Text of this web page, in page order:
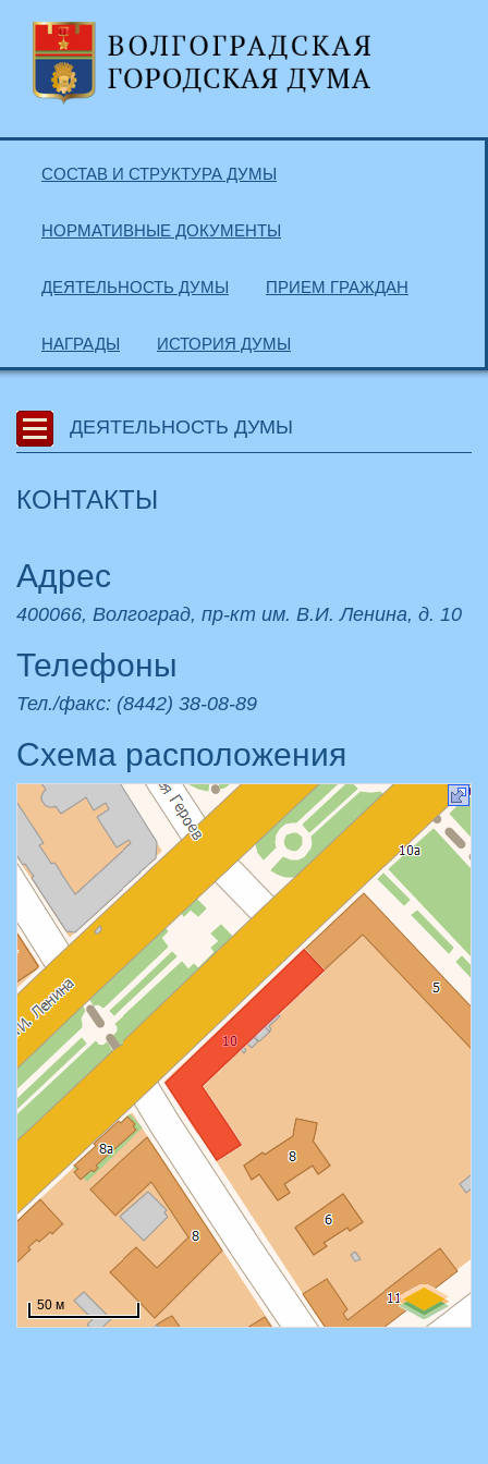
СОСТАВ И СТРУКТУРА ДУМЫ
НОРМАТИВНЫЕ ДОКУМЕНТЫ
ДЕЯТЕЛЬНОСТЬ ДУМЫ ПРИЕМ ГРАЖДАН
НАГРАДЫ ИСТОРИЯ ДУМЫ
ДЕЯТЕЛЬНОСТЬ ДУМЫ
КОНТАКТЫ
Адрес
400066, Волгоград, пр-кт им. В.И. Ленина, д. 10
Телефоны
Тел./факс: (8442) 38-08-89
Схема расположения